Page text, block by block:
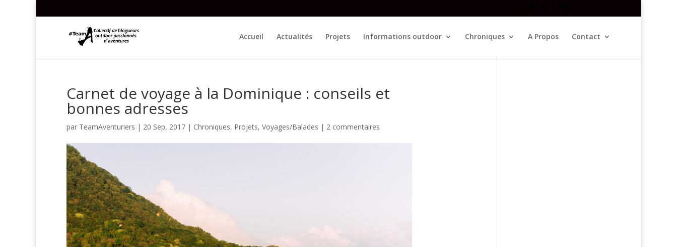
Accueil Actualités Projets Informations outdoor Chroniques A Propos Contact
Carnet de voyage à la Dominique : conseils et
bonnes adresses
par TeamAventuriers | 20 Sep, 2017 | Chroniques, Projets, Voyages/Balades | 2 commentaires